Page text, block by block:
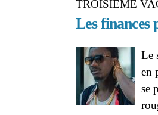
TROISIEME
Les finances
Le
en
se